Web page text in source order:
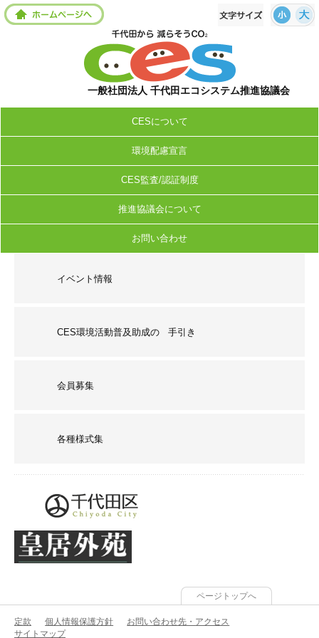
一般社団法人 千代田エコシステム推進協議会
CESについて
環境配慮宣言
CES監査/認証制度
推進協議会について
お問い合わせ
イベント情報
CES環境活動普及助成の 手引き
会員募集
各種様式集
ページトップへ
定款 個人情報保護方針
お問い合わせ先・アクセス
サイトマップ